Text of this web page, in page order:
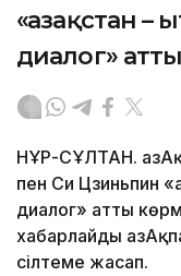
«Қазақстан
диалог»
НҰР-СҰЛТАН.
пен Си Цзиньпин
диалог» атты
хабарлайды
сілтеме жасап.